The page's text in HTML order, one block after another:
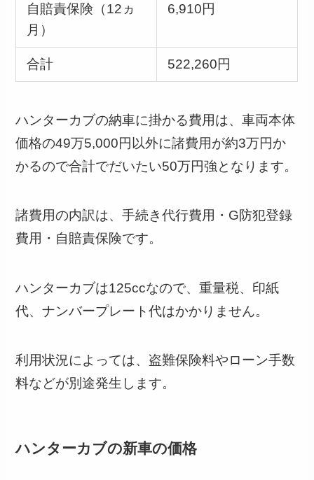
自賠責保険（12ヵ
月）
6,910円
合計 522,260円
ハンターカブの納車に掛かる費用は、車両本体
価格の49万5,000円以外に諸費用が約3万円か
かるので合計でだいたい50万円強となります。
諸費用の内訳は、手続き代行費用・G防犯登録
費用・自賠責保険です。
ハンターカブは125ccなので、重量税、印紙
代、ナンバープレート代はかかりません。
利用状況によっては、盗難保険料やローン手数
料などが別途発生します。
ハンターカブの新車の価格